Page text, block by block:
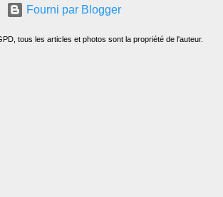
Fourni par Blogger
tous les articles et photos sont la propriété de l'auteur.